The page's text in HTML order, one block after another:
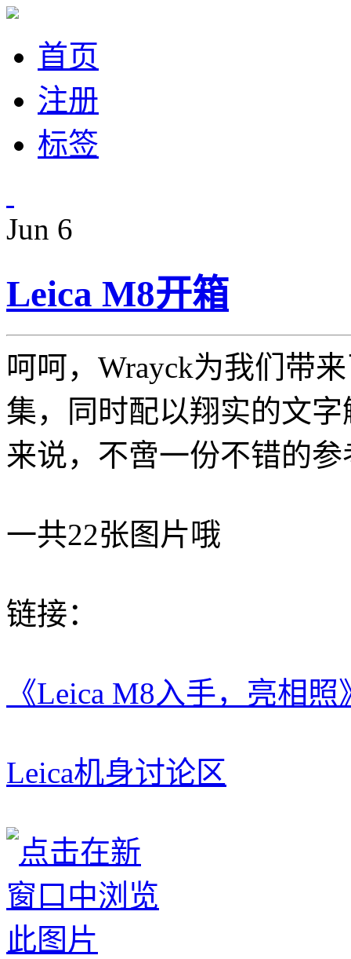
首页
注册
标签
Jun 6
Leica M8开箱
呵呵，Wrayck为我们带
集，同时配以翔实的文
来说，不啻一份不错的
一共22张图片哦
链接：
《Leica M8入手，亮相照
Leica机身讨论区